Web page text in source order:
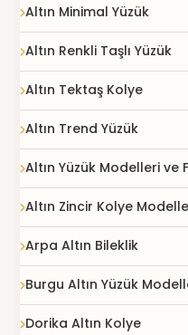
Altın Minimal Yüzük
Altın Renkli Taşlı Yüzük
Altın Tektaş Kolye
Altın Trend Yüzük
Altın Yüzük Modelleri ve
Altın Zincir Kolye
Arpa Altın Bileklik
Burgu Altın Yüzük
Dorika Altın Kolye